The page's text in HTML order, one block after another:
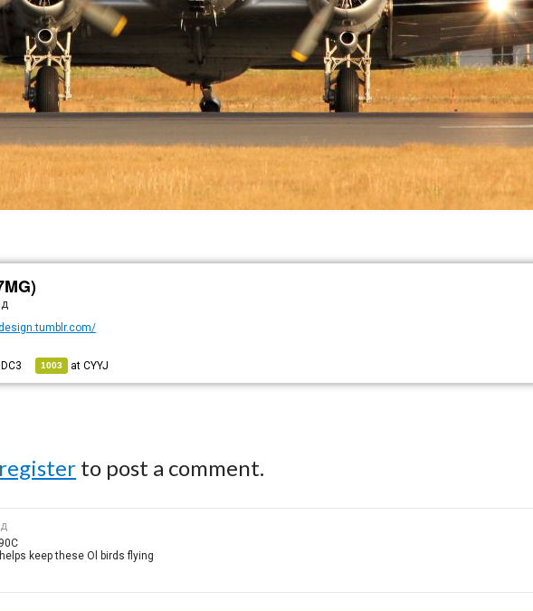
DC3 1003 atCYYJ
register to post a comment.
keep these Ol birds flying